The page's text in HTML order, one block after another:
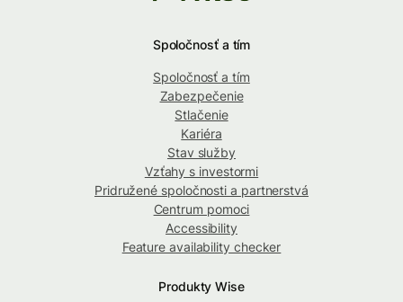
Spoločnosť a tím
Spoločnosť a tím
Zabezpečenie
Stlačenie
Kariéra
Stav služby
Vzťahy s investormi
Pridružené spoločnosti a partnerstvá
Centrum pomoci
Accessibility
Feature availability checker
Produkty Wise